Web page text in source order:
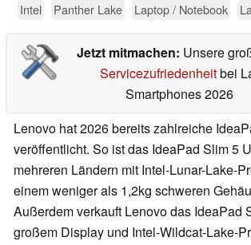
Intel Panther Lake Laptop / Notebook
Jetzt mitmachen: Unsere
Servicezufriedenheitbei
Smartphones 2026
Lenovo hat 2026 bereits zahlreiche
veröffentlicht. So ist das IdeaPad Slim 5
mehreren Ländern mit Intel-Lunar-Lake-
einem weniger als 1,2kg schweren
Außerdem verkauft Lenovo das IdeaPad
großem Display und Intel-Wildcat-Lake-